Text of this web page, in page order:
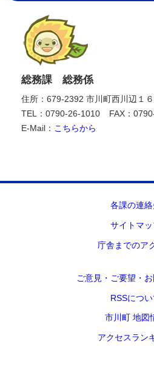
総務課 総務係
住所：679-2392 市川町西川辺１
TEL：0790-26-1010
FAX：
E-Mail： こちらから
各課の連
サイトマ
庁舎までのア
ご意見・ご要望・
RSSについ
市川町 地図
アクセスラン